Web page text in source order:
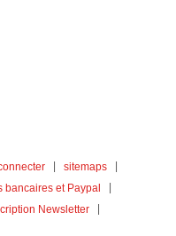
sitemaps
bancaires et Paypal
Newsletter